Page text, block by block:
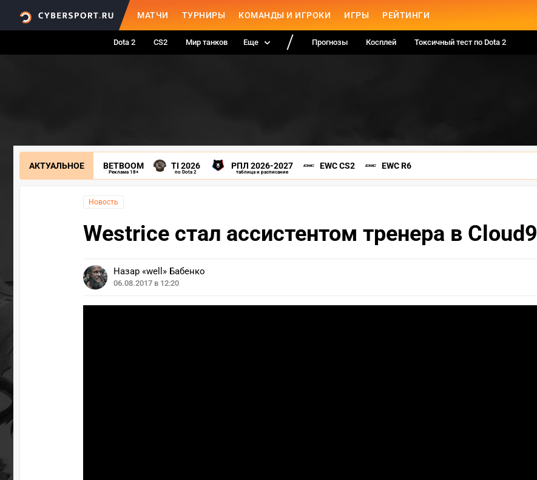
МАТЧИ ТУРНИРЫ КОМАНДЫ И ИГРОКИ ИГРЫ РЕЙТИНГИ
Dota 2 CS2 Мир танков Еще Прогнозы Косплей Токсичный тест по Dota 2
АКТУАЛЬНОЕ BETBOOM
Реклама 18+
TI 2026
по Dota 2
РПЛ 2026-2027
таблица и расписание
EWC CS2 EWC R6
Новость
Westrice стал ассистентом тренера в Cloud9
Назар «well» Бабенко
06.08.2017 в 12:20